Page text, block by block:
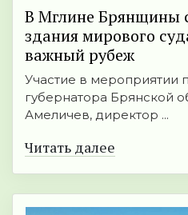
В Мглине Брянщины
здания мирового
важный рубеж
Участие в мероприятии
губернатора Брянской
Амеличев, директор ...
Читать далее